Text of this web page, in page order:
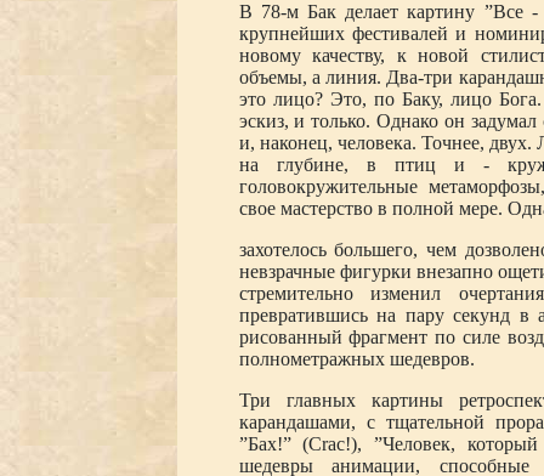
В 78-м Бак делает картину ”Все
крупнейших фестивалей и
новому качеству, к новой
объемы, а линия. Два-три
это лицо? Это, по Баку, лицо
эскиз, и только. Однако он
и, наконец, человека. Точнее,
на глубине, в птиц и -
головокружительные
свое мастерство в полной мере.
захотелось большего, чем
невзрачные фигурки внезапно
стремительно изменил
превратившись на пару секунд в
рисованный фрагмент по силе
полнометражных шедевров.
Три главных картины
карандашами, с тщательной
”Бах!” (Crac!), ”Человек,
шедевры анимации, способные